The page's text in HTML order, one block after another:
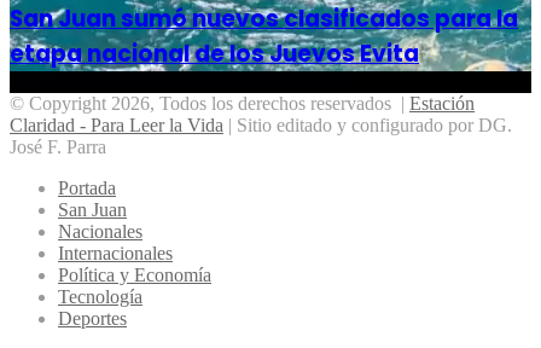
San Juan sumó nuevos clasificados para la
etapa nacional de los Juevos Evita
© Copyright 2026, Todos los derechos reservados | Estación
Claridad - Para Leer la Vida | Sitio editado y configurado por DG.
José F. Parra
Portada
San Juan
Nacionales
Internacionales
Política y Economía
Tecnología
Deportes